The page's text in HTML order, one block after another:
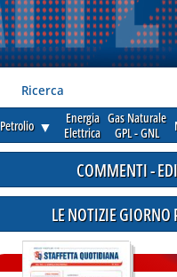
Ricerca
Petrolio ▼
Energia
Elettrica
Gas Naturale
GPL - GNL
COMMENTI -
LE NOTIZIE GIORNO